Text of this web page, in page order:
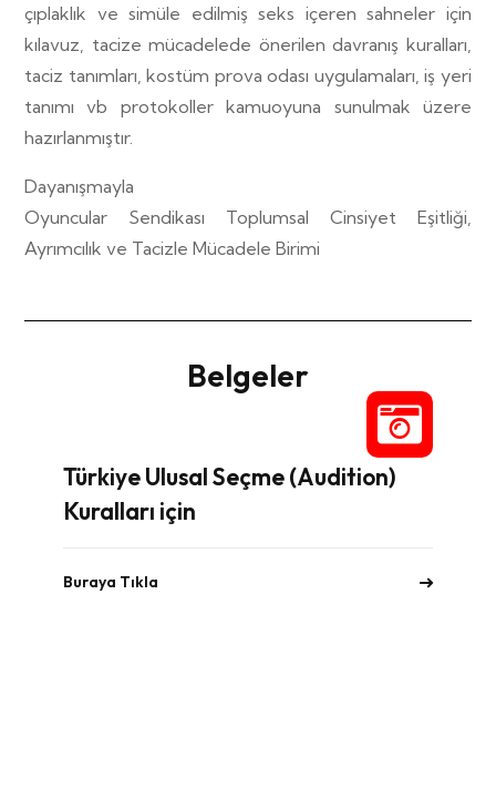
çıplaklık ve simüle edilmiş seks içeren sahneler için
kılavuz, tacize mücadelede önerilen davranış kuralları,
taciz tanımları, kostüm prova odası uygulamaları, iş yeri
tanımı vb protokoller kamuoyuna sunulmak üzere
hazırlanmıştır.
Dayanışmayla
Oyuncular Sendikası Toplumsal Cinsiyet Eşitliği,
Ayrımcılık ve Tacizle Mücadele Birimi
Belgeler
Türkiye Ulusal Seçme (Audition)
Kuralları için
Buraya Tıkla